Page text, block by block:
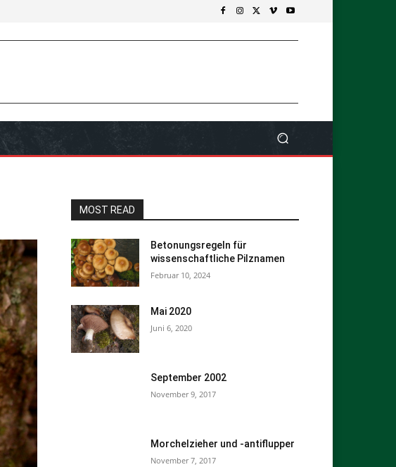
MOST READ
Betonungsregeln für
wissenschaftliche Pilznamen
Februar 10, 2024
Mai 2020
Juni 6, 2020
September 2002
November 9, 2017
Morchelzieher und -antiflupper
November 7, 2017